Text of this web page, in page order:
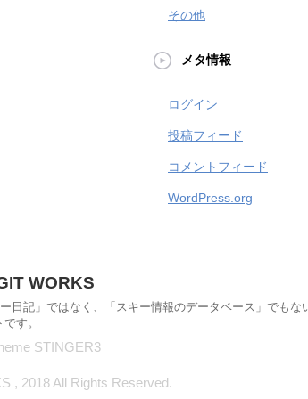
その他
メタ情報
ログイン
投稿フィード
コメントフィード
WordPress.org
WORKS
記」ではなく、「スキー情報のデータベース」でもな
す。
STINGER3
, 2018 All Rights Reserved.